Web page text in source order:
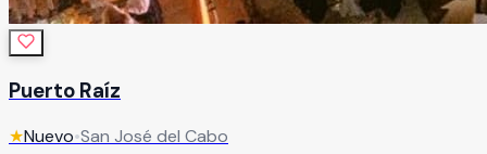
Puerto Raíz
★Nuevo•San José del Cabo